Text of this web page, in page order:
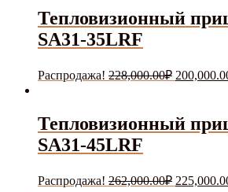
Тепловизионный
SA31-35LRF
Распродажа! 228,000.00₽
Тепловизионный
SA31-45LRF
Распродажа! 262,000.00₽